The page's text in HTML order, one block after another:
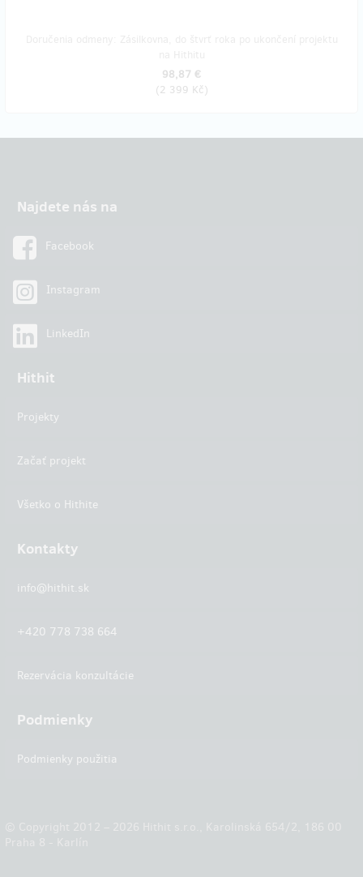
98,87 €
(2 399 Kč)
Najdete nás na
Facebook
Instagram
LinkedIn
Hithit
Projekty
Začať projekt
Všetko o Hithite
Kontakty
info@hithit.sk
+420 778 738 664
Rezervácia konzultácie
Podmienky
Podmienky použitia